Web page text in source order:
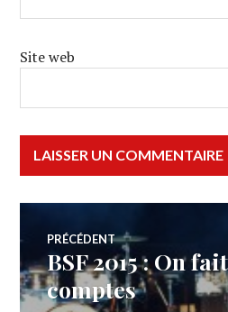
Site web
Navigation
de
PRÉCÉDENT
Article
précédent :
BSF 2015 : On
comptes